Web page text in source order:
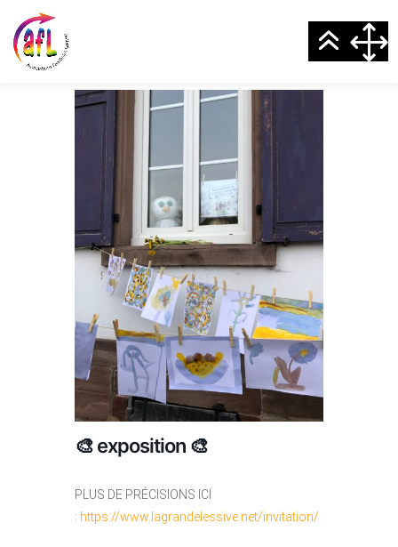
🎨 exposition 🎨
PLUS DE PRÉCISIONS ICI
: https://www.lagrandelessive.net/invitation/